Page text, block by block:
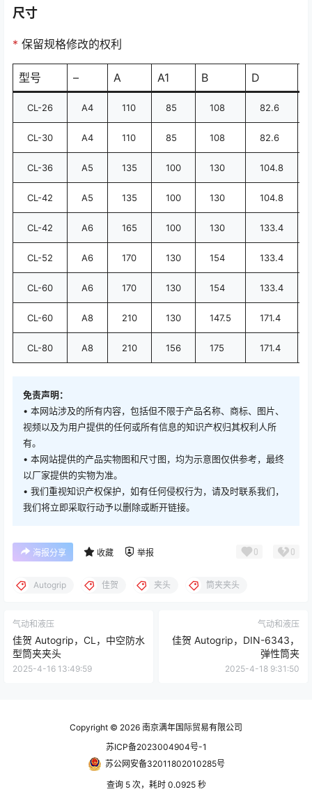
尺寸
* 保留规格修改的权利
型号 – A A1 B D
CL-26 A4 110 85 108 82.6
CL-30 A4 110 85 108 82.6
CL-36 A5 135 100 130 104.8
CL-42 A5 135 100 130 104.8
CL-42 A6 165 100 130 133.4
CL-52 A6 170 130 154 133.4
CL-60 A6 170 130 154 133.4
CL-60 A8 210 130 147.5 171.4
CL-80 A8 210 156 175 171.4
免责声明：
• 本网站涉及的所有内容，包括但不限于产品名称、商标、图片、
视频以及为用户提供的任何或所有信息的知识产权归其权利人所
有。
• 本网站提供的产品实物图和尺寸图，均为示意图仅供参考，最终
以厂家提供的实物为准。
• 我们重视知识产权保护，如有任何侵权行为，请及时联系我们，
我们将立即采取行动予以删除或断开链接。
海报分享 收藏 举报 0 0
Autogrip 佳贺 夹头 筒夹夹头
气动和液压
佳贺 Autogrip，CL，中空防水
型筒夹夹头
2025-4-16 13:49:59
气动和液压
佳贺 Autogrip，DIN-6343，
弹性筒夹
2025-4-18 9:31:50
Copyright © 2026 南京满年国际贸易有限公司
苏ICP备2023004904号-1
苏公网安备32011802010285号
查询 5 次，耗时 0.0925 秒